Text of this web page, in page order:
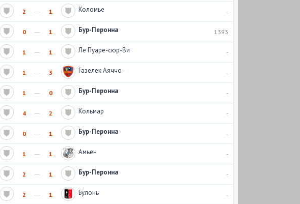
2 1 Коломье -
0 1 Бур-Перонна 1393
1 1 Ле Пуаре-сюр-Ви -
1 3 Газелек Аяччо -
1 0 Бур-Перонна -
4 2 Кольмар -
0 1 Бур-Перонна -
1 1 Амьен -
2 1 Бур-Перонна -
2 1 Булонь -